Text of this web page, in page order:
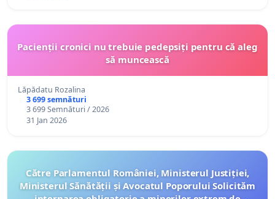
Pacienții cronici nu trebuie pedepsiți pentru că aleg
să muncească
Lăpădatu Rozalina
3 699 semnături
3 699 Semnături / 2026
31 Jan 2026
Către Parlamentul României, Ministerul Justiției,
Ministerul Sănătății și Avocatul Poporului Solicităm